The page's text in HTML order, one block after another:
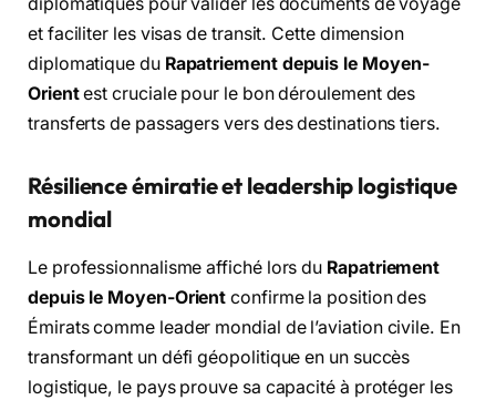
et faciliter les visas de transit. Cette dimension
diplomatique du Rapatriement depuis le Moyen-
Orientest cruciale pour le bon déroulement des
transferts de passagers vers des destinations tiers.
Résilience émiratie et leadership logistique
mondial
Le professionnalisme affiché lors du Rapatriement
depuis le Moyen-Orient confirme la position des
Émirats comme leader mondial de l’aviation civile. En
transformant un défi géopolitique en un succès
logistique, le pays prouve sa capacité à protéger les